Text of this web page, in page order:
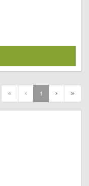
«First ‹ Previous
1 › Next»